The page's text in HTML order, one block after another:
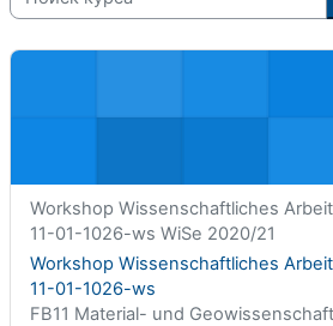
Workshop Wissenschaftliches
Краткое название курса
Workshop Wissenschaftliches
11-01-1026-ws WiSe 2020/21
Название курса
Workshop Wissenschaftliches
11-01-1026-ws
Категория курса
FB11 Material- und